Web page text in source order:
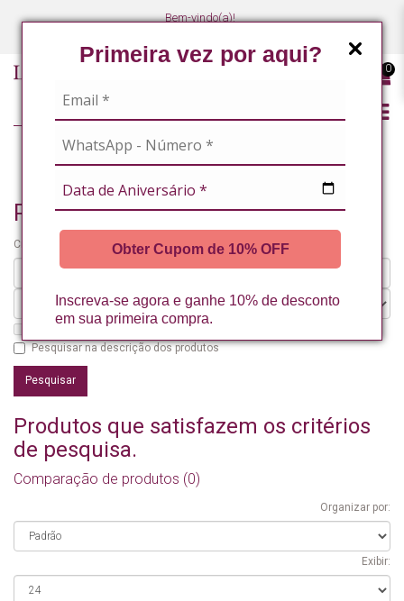
Primeira vez por aqui?
Obter Cupom de 10% OFF
Inscreva-se agora e ganhe 10% de desconto
em sua primeira compra.
Bem-vindo(a)!
0
Pesquisando por
Critérios da pesquisa:
Pesquisar nos subdepartamentos
Pesquisar na descrição dos produtos
Produtos que satisfazem os critérios
de pesquisa.
Comparação de produtos (0)
Organizar por:
Exibir: